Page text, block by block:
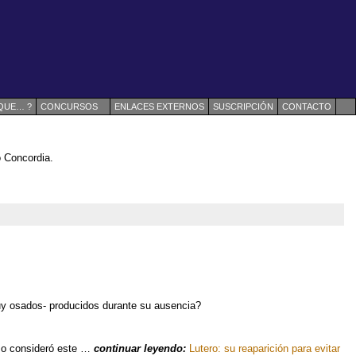
? CONCURSOS ENLACES EXTERNOS SUSCRIPCIÓN CONTACTO
osados- producidos durante su ausencia?
consideró este … continuar leyendo: Lutero: su reaparición para evitar